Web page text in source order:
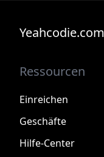
Yeahcodie.com
Ressourcen
Einreichen
Geschäfte
Hilfe-Center